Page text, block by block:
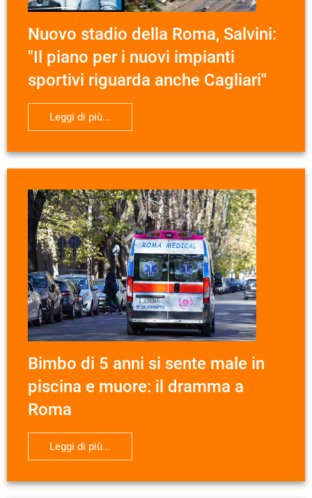
Nuovo stadio della Roma, Salvini:
"Il piano per i nuovi impianti
sportivi riguarda anche Cagliari"
Leggi di più...
Bimbo di 5 anni si sente male in
piscina e muore: il dramma a
Roma
Leggi di più...